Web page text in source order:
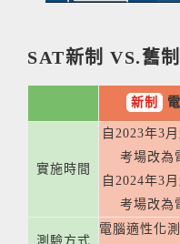
SAT新制 VS.舊
新制
實施時間
自2023年3
考場改為
自2024年3
考場改為
測驗方式
電腦適性化